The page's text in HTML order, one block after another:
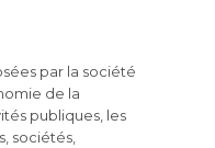
par la société
de la
publiques, les
sociétés,